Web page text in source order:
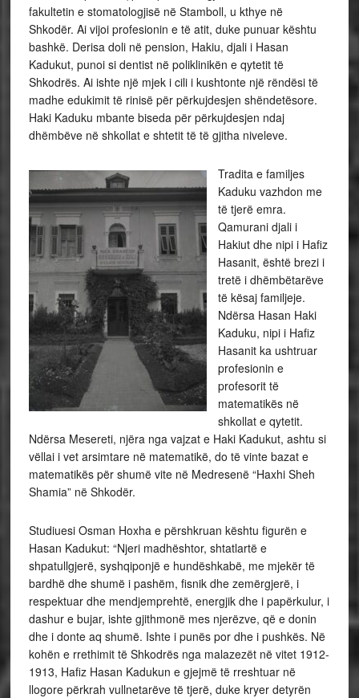
fakultetin e stomatologjisë në Stamboll, u kthye në
Shkodër. Ai vijoi profesionin e të atit, duke punuar kështu
bashkë. Derisa doli në pension, Hakiu, djali i Hasan
Kadukut, punoi si dentist në poliklinikën e qytetit të
Shkodrës. Ai ishte një mjek i cili i kushtonte një rëndësi të
madhe edukimit të rinisë për përkujdesjen shëndetësore.
Haki Kaduku mbante biseda për përkujdesjen ndaj
dhëmbëve në shkollat e shtetit të të gjitha niveleve.
Tradita e familjes
Kaduku vazhdon me
të tjerë emra.
Qamurani djali i
Hakiut dhe nipi i Hafiz
Hasanit, është brezi i
tretë i dhëmbëtarëve
të kësaj familjeje.
Ndërsa Hasan Haki
Kaduku, nipi i Hafiz
Hasanit ka ushtruar
profesionin e
profesorit të
matematikës në
shkollat e qytetit.
Ndërsa Mesereti, njëra nga vajzat e Haki Kadukut, ashtu si
vëllai i vet arsimtare në matematikë, do të vinte bazat e
matematikës për shumë vite në Medresenë “Haxhi Sheh
Shamia” në Shkodër.
Studiuesi Osman Hoxha e përshkruan kështu figurën e
Hasan Kadukut: “Njeri madhështor, shtatlartë e
shpatullgjerë, syshqiponjë e hundëshkabë, me mjekër të
bardhë dhe shumë i pashëm, fisnik dhe zemërgjerë, i
respektuar dhe mendjemprehtë, energjik dhe i papërkulur, i
dashur e bujar, ishte gjithmonë mes njerëzve, që e donin
dhe i donte aq shumë. Ishte i punës por dhe i pushkës. Në
kohën e rrethimit të Shkodrës nga malazezët në vitet 1912-
1913, Hafiz Hasan Kadukun e gjejmë të rreshtuar në
llogore përkrah vullnetarëve të tjerë, duke kryer detyrën